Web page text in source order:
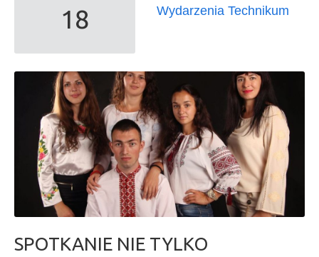
18
Wydarzenia Technikum
SPOTKANIE NIE TYLKO